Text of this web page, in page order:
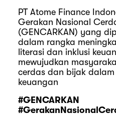
PT Atome Finance
Gerakan Nasional
(GENCARKAN) yang
dalam rangka
literasi dan inklusi
mewujudkan
cerdas dan bijak
keuangan
#GENCARKAN